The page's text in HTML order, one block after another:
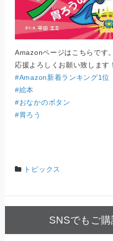
Amazonページはこちらで
応援よろしくお願い致します！
#Amazon新着ランキング1位
#絵本
#おなかのボタン
#胃ろう
トピックス
SNSでもご購